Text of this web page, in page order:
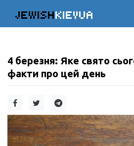
JEWISHKIEVUA
4 березня: Яке свято
факти про цей день